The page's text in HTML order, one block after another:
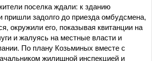
поселка ждали: к зданию
пришли задолго до приезда омбудсмена,
окружили его, показывая квитанции на
и жалуясь на местные власти и
По плану Козьминых вместе с
жилищной инспекцией и